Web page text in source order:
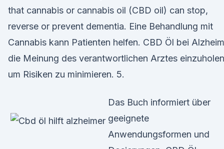
that cannabis or cannabis oil (CBD oil) can stop,
reverse or prevent dementia. Eine Behandlung mit
Cannabis kann Patienten helfen. CBD Öl bei
die Meinung des verantwortlichen Arztes
um Risiken zu minimieren. 5.
Das Buch informiert über
geeignete
Anwendungsformen und